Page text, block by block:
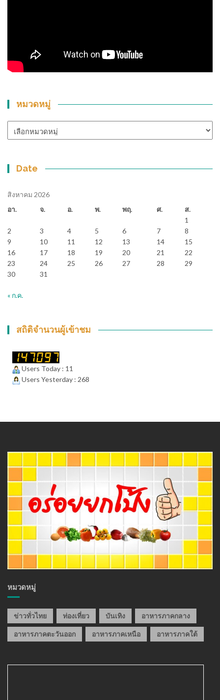
หมวดหมู่
หมู่
Date
สิงหาคม 2026
อา.
จ. อ. พ. พฤ. ศ.
ส.
1
2
3 4 5 6 7
8
9
10 11 12 13 14
15
16
17 18 19 20 21
22
23
24 25 26 27 28
29
30
31
« ก.ค.
สถิติจำนวนผู้เข้าชม
Users Today : 11
Users Yesterday : 268
หมวดหมู่
ข่าวทั่วไทย ท่องเที่ยว บันเทิง อาหารภาคกลาง
อาหารภาคตะวันออก อาหารภาคเหนือ อาหารภาคใต้